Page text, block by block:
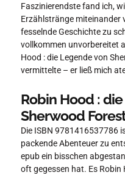
Faszinierendste fand ich,
Erzählstränge miteinander
fesselnde Geschichte zu
vollkommen unvorbereitet
Hood : die Legende von
vermittelte – er ließ mich
Robin Hood :
Sherwood
Die ISBN 9781416537786
packende Abenteuer zu
epub ein bisschen
oft gegessen hat. Es Robin